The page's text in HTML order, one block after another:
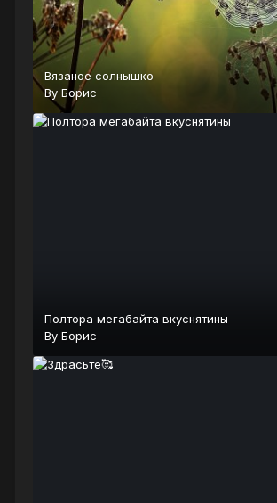
Вязаное солнышко
By Борис
Полтора мегабайта вкуснятины
By Борис